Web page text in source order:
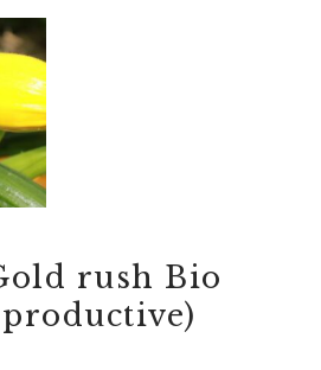
rush Bio